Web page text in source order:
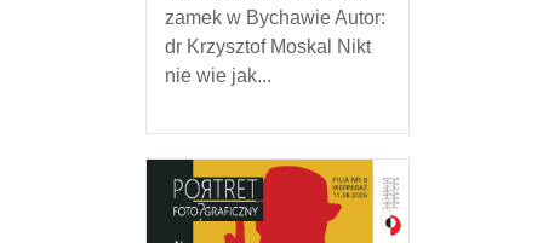
zamek w Bychawie Autor:
dr Krzysztof Moskal Nikt
nie wie jak...